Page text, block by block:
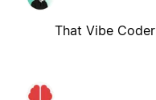
That Vibe Coder